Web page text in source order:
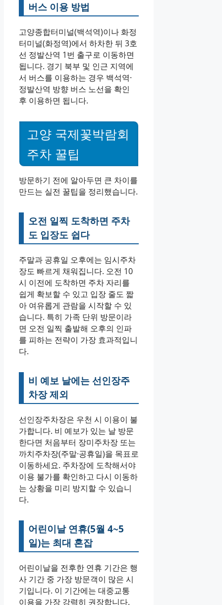
버스 이용 방법
고양종합터미널(백석역)이나 화정
터미널(화정역)에서 하차한 뒤 3호
선 정발산역 1번 출구로 이동하면
됩니다. 경기 북부 및 인근 지역에
서 버스를 이용하는 경우 백석역·
정발산역 방향 버스 노선을 확인
후 이용하면 됩니다.
고양 국제꽃박람회
주차 꿀팁
방문하기 전에 알아두면 큰 차이를
만드는 실전 꿀팁을 정리했습니다.
오전 일찍 도착하면 주차
도 입장도 쉽다
주말과 공휴일 오후에는 임시주차
장도 빠르게 채워집니다. 오전 10
시 이전에 도착하면 주차 자리를
쉽게 확보할 수 있고 입장 줄도 짧
아 여유롭게 관람을 시작할 수 있
습니다. 특히 가족 단위 방문이라
면 오전 일찍 출발해 오후의 인파
를 피하는 전략이 가장 효과적입니
다.
비 예보 날에는 선인장주
차장 제외
선인장주차장은 우천 시 이용이 불
가합니다. 비 예보가 있는 날 방문
한다면 처음부터 장미주차장 또는
까치주차장(주말·공휴일)을 목표로
이동하세요. 주차장에 도착해서야
이용 불가를 확인하고 다시 이동하
는 상황을 미리 방지할 수 있습니
다.
어린이날 연휴(5월 4~5
일)는 최대 혼잡
어린이날을 전후한 연휴 기간은 행
사 기간 중 가장 방문객이 많은 시
기입니다. 이 기간에는 대중교통
이용을 가장 강력히 권장합니다.